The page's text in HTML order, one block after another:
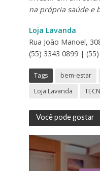
na própria saúde e
Loja Lavanda
Rua João Manoel,
(55) 3343 0899 |
Tags bem-estar
Loja Lavanda
Você pode gostar